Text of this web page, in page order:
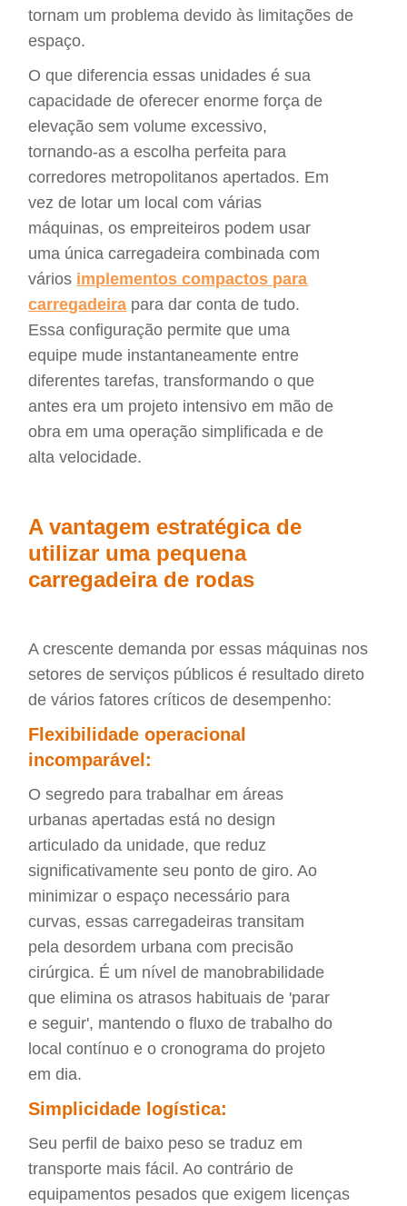
tornam um problema devido às limitações de
espaço.
O que diferencia essas unidades é sua
capacidade de oferecer enorme força de
elevação sem volume excessivo,
tornando-as a escolha perfeita para
corredores metropolitanos apertados. Em
vez de lotar um local com várias
máquinas, os empreiteiros podem usar
uma única carregadeira combinada com
vários implementos compactos para
carregadeira para dar conta de tudo.
Essa configuração permite que uma
equipe mude instantaneamente entre
diferentes tarefas, transformando o que
antes era um projeto intensivo em mão de
obra em uma operação simplificada e de
alta velocidade.
A vantagem estratégica de
utilizar uma pequena
carregadeira de rodas
A crescente demanda por essas máquinas nos
setores de serviços públicos é resultado direto
de vários fatores críticos de desempenho:
Flexibilidade operacional
incomparável:
O segredo para trabalhar em áreas
urbanas apertadas está no design
articulado da unidade, que reduz
significativamente seu ponto de giro. Ao
minimizar o espaço necessário para
curvas, essas carregadeiras transitam
pela desordem urbana com precisão
cirúrgica. É um nível de manobrabilidade
que elimina os atrasos habituais de 'parar
e seguir', mantendo o fluxo de trabalho do
local contínuo e o cronograma do projeto
em dia.
Simplicidade logística:
Seu perfil de baixo peso se traduz em
transporte mais fácil. Ao contrário de
equipamentos pesados que exigem licenças